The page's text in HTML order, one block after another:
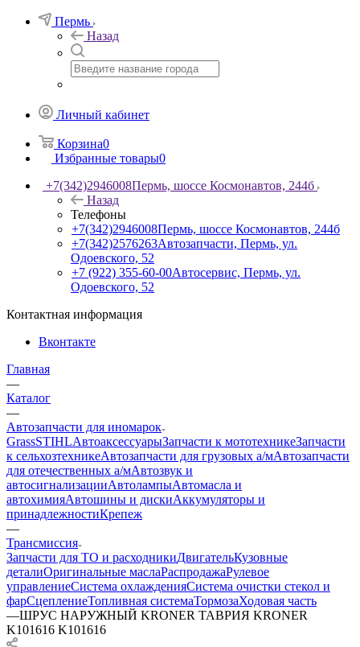
Пермь
Назад
Личный кабинет
Корзина0
Избранные товары0
+7(342)2946008Пермь, шоссе Космонавтов, 244б
Назад
Телефоны
+7(342)2946008Пермь, шоссе Космонавтов, 244б
+7(342)2576263Автозапчасти, Пермь, ул.
Одоевского, 52
+7 (922) 355-60-00Автосервис, Пермь, ул.
Одоевского, 52
Контактная информация
Вконтакте
Главная
—
Каталог
—
Автозапчасти для иномарок
GrassSTIHLАвтоаксессуарыЗапчасти к мототехникеЗапчасти
к сельхозтехникеАвтозапчасти для грузовых а/мАвтозапчасти
для отечественных а/мАвтозвук и
автосигнализацииАвтолампыАвтомасла и
автохимияАвтошины и дискиАккумуляторы и
принадлежностиКрепеж
—
Трансмиссия
Запчасти для ТО и расходникиДвигательКузовные
деталиОригинальные маслаРаспродажаРулевое
управлениеСистема охлажденияСистема очистки стекол и
фарСцеплениеТопливная системаТормозаХодовая часть
—ШРУС НАРУЖНЫЙ KRONER ТАВРИЯ KRONER
K101616 K101616